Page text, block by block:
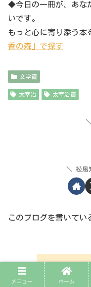
◆今日の一冊が、あな
いです。
もっと心に寄り添う
香の森」で探す
文学賞
太宰治 太宰治賞
松風
このブログを書いてい
メニュー ホーム